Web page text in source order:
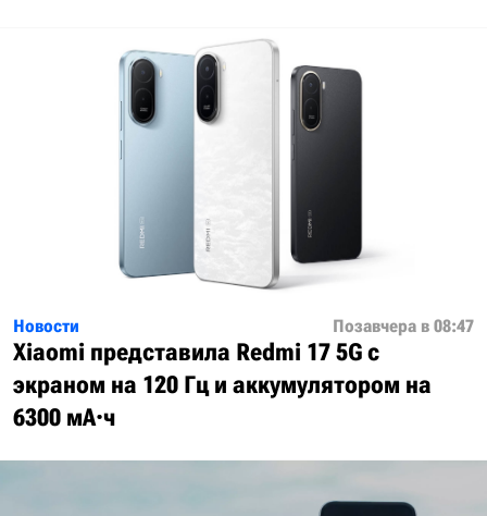
Новости Позавчера в 08:47
Xiaomi представила Redmi 17 5G с
экраном на 120 Гц и аккумулятором на
6300 мА·ч